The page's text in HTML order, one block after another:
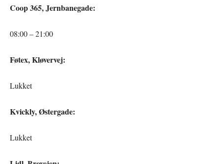
Coop 365, Jernbanegade:
08:00 – 21:00
Føtex, Kløvervej:
Lukket
Kvickly, Østergade:
Lukket